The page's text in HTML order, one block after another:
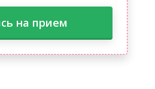
на прием